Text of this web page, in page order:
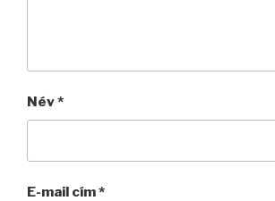
Név*
E-mail cím*